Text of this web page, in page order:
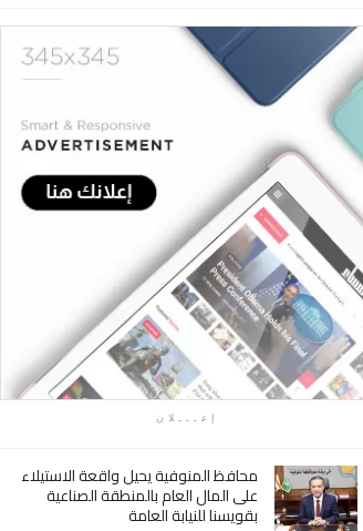
إعـــلان
محافظ المنوفية يحيل واقعة الاستيلاء
على المال العام بالمنطقة الصناعية
بقويسنا للنيابة العامة